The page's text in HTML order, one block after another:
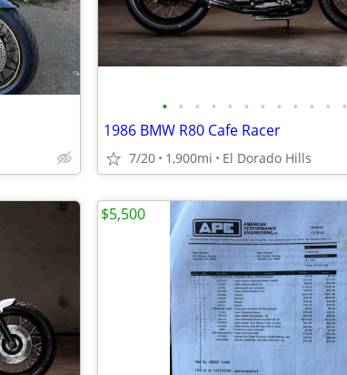
• • • • • • • • • • • •
1986 BMW R80 Cafe Racer
7/20 1,900mi El Dorado Hills
$5,500